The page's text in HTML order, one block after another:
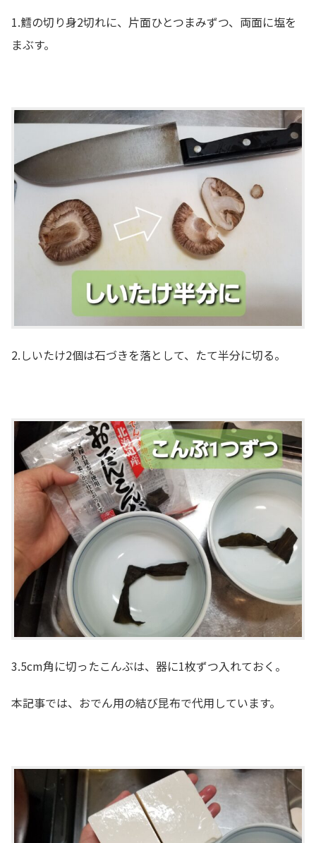
1.鱈の切り身2切れに、片面ひとつまみずつ、両面に塩を
まぶす。
2.しいたけ2個は石づきを落として、たて半分に切る。
3.5cm角に切ったこんぶは、器に1枚ずつ入れておく。
本記事では、おでん用の結び昆布で代用しています。